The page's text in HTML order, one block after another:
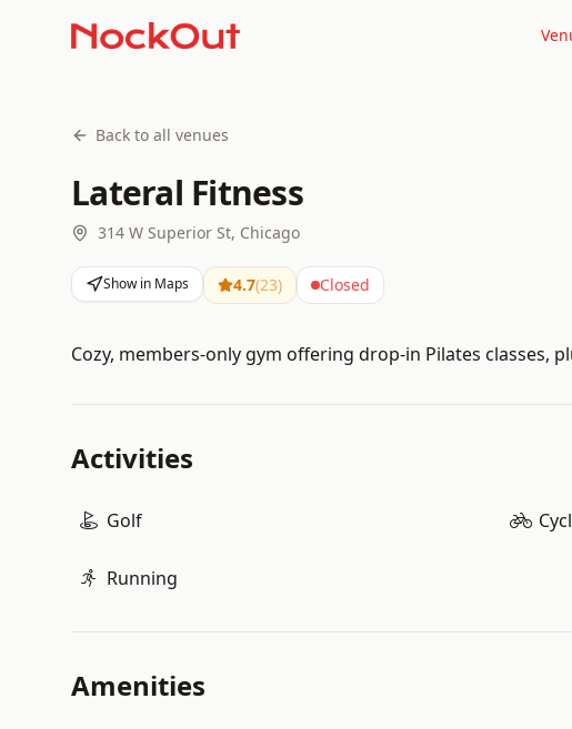
Back to all venues
Lateral Fitness
314 W Superior St, Chicago
Show in Maps 4.7(23) Closed
Cozy, members-only gym offering drop-in Pilates classes,
Activities
Golf
Running
Amenities